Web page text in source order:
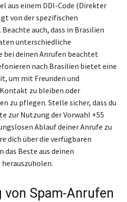
aus einem DDI-Code (Direkter
von der spezifischen
auch, dass in Brasilien
unterschiedliche
bei deinen Anrufen beachtet
nach Brasilien bietet eine
um mit Freunden und
zu bleiben oder
zu pflegen. Stelle sicher, dass du
zur Nutzung der Vorwahl +55
Ablauf deiner Anrufe zu
dich über die verfügbaren
Beste aus deinen
von Spam-Anrufen